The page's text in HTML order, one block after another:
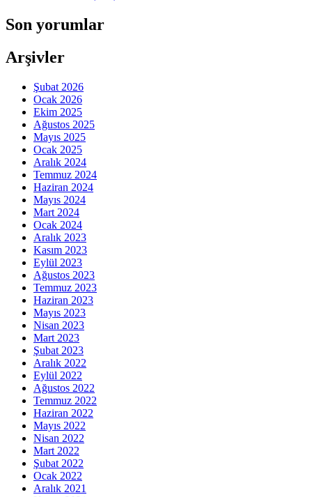
Son yorumlar
Arşivler
Şubat 2026
Ocak 2026
Ekim 2025
Ağustos 2025
Mayıs 2025
Ocak 2025
Aralık 2024
Temmuz 2024
Haziran 2024
Mayıs 2024
Mart 2024
Ocak 2024
Aralık 2023
Kasım 2023
Eylül 2023
Ağustos 2023
Temmuz 2023
Haziran 2023
Mayıs 2023
Nisan 2023
Mart 2023
Şubat 2023
Aralık 2022
Eylül 2022
Ağustos 2022
Temmuz 2022
Haziran 2022
Mayıs 2022
Nisan 2022
Mart 2022
Şubat 2022
Ocak 2022
Aralık 2021